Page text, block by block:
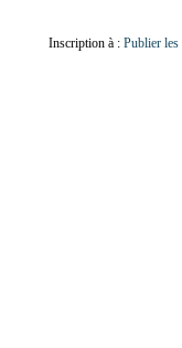
Inscription à : Publier